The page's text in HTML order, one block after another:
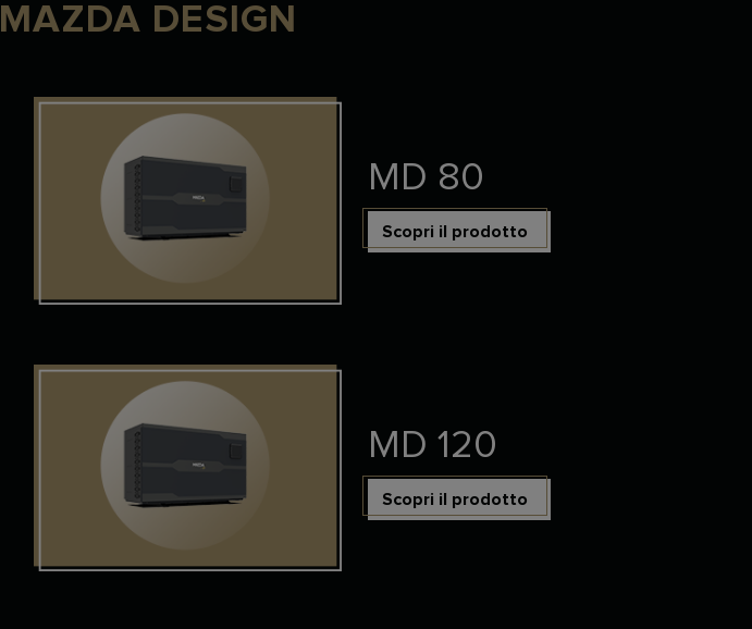
MAZDA DESIGN
MD 80
Scopri il prodotto
MD 120
Scopri il prodotto